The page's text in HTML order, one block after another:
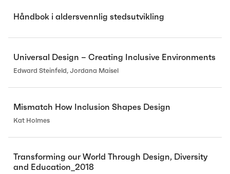
Håndbok i aldersvennlig stedsutvikling
Universal Design – Creating Inclusive Environments
Edward Steinfeld, Jordana Maisel
Mismatch How Inclusion Shapes Design
Kat Holmes
Transforming our World Through Design, Diversity
and Education_2018